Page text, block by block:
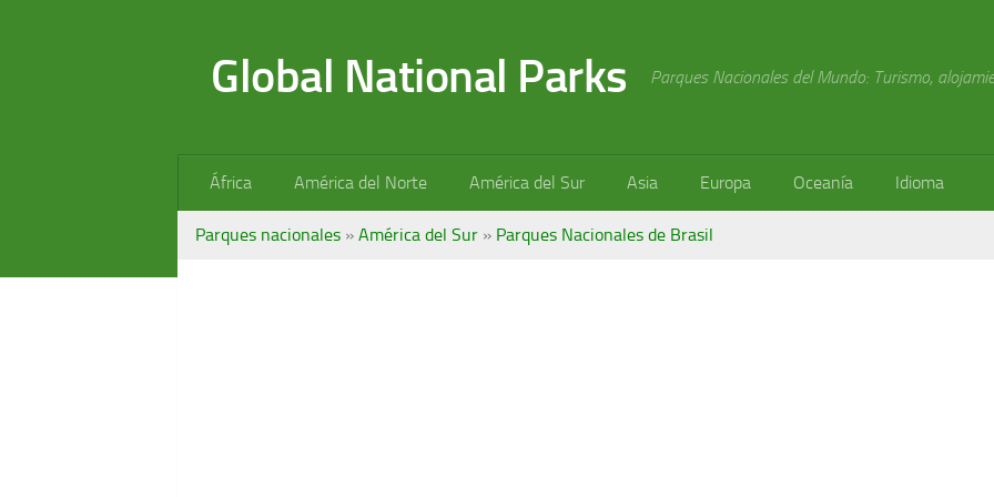
Global National Parks Parques Nacionales del Mundo: Turismo,
África América del Norte América del Sur Asia Europa Oceanía Idioma
Parques nacionales » América del Sur » Parques Nacionales de Brasil